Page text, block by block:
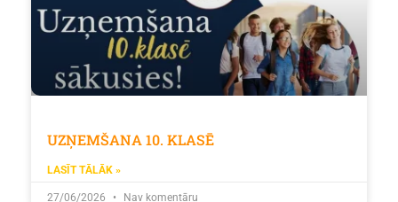
UZŅEMŠANA 10. KLASĒ
LASĪT TĀLĀK »
27/06/2026 Nav komentāru